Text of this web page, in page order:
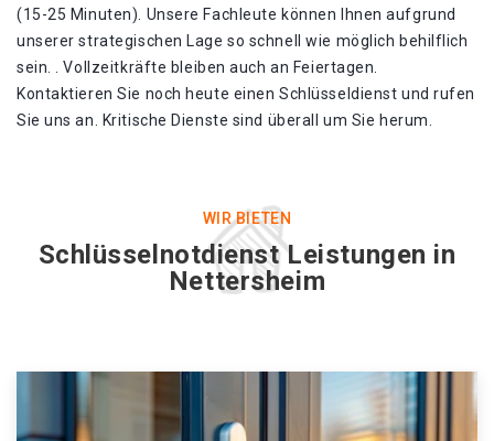
(15-25 Minuten). Unsere Fachleute können Ihnen aufgrund
unserer strategischen Lage so schnell wie möglich behilflich
sein. . Vollzeitkräfte bleiben auch an Feiertagen.
Kontaktieren Sie noch heute einen Schlüsseldienst und rufen
Sie uns an. Kritische Dienste sind überall um Sie herum.
WIR BIETEN
Schlüsselnotdienst Leistungen in
Nettersheim